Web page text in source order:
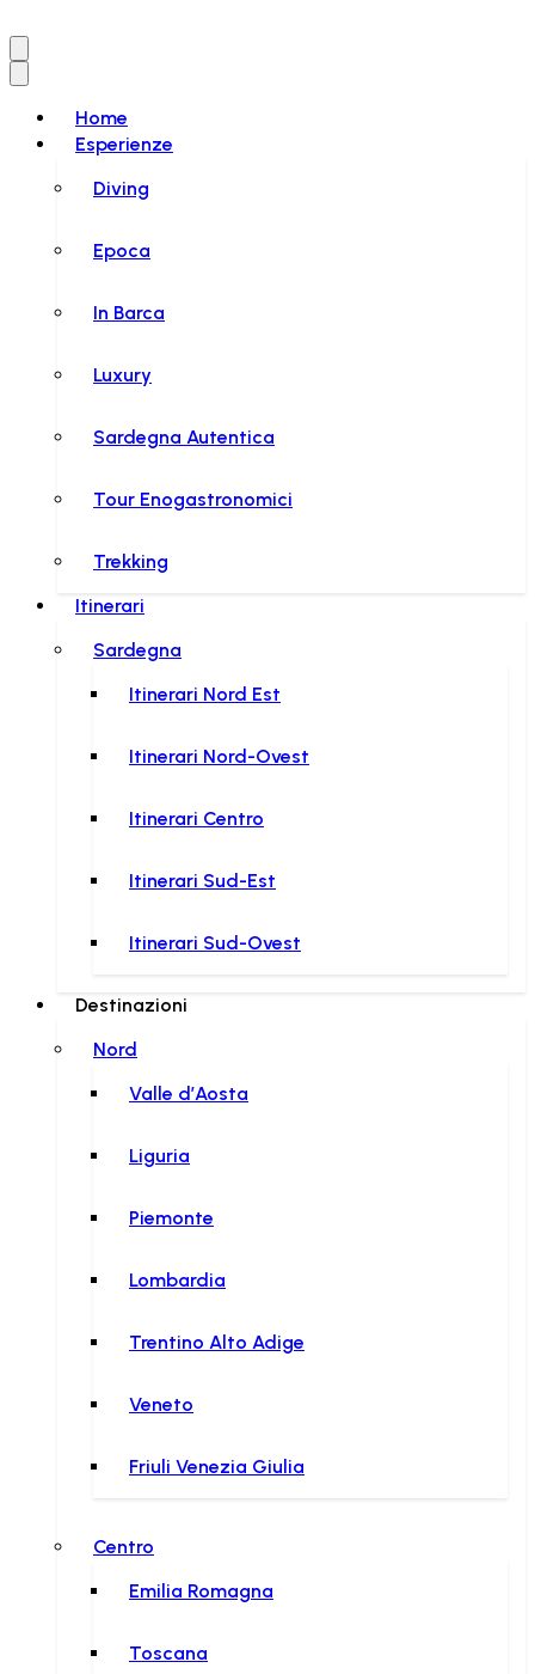
Home
Esperienze
Diving
Epoca
In Barca
Luxury
Sardegna Autentica
Tour Enogastronomici
Trekking
Itinerari
Sardegna
Itinerari Nord Est
Itinerari Nord-Ovest
Itinerari Centro
Itinerari Sud-Est
Itinerari Sud-Ovest
Destinazioni
Nord
Valle d’Aosta
Liguria
Piemonte
Lombardia
Trentino Alto Adige
Veneto
Friuli Venezia Giulia
Centro
Emilia Romagna
Toscana